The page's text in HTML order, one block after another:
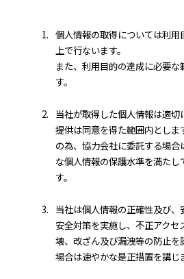
1. 個人情報の取得については利
上で行ないます。
また、利用目的の達成に必要
す。
2. 当社が取得した個人情報は適
提供は同意を得た範囲内としま
の為、協力会社に委託する場
な個人情報の保護水準を満たし
す。
3. 当社は個人情報の正確性及び
安全対策を実施し、不正アク
壊、改ざん及び漏洩等の防止
場合は速やかな是正措置を講じ